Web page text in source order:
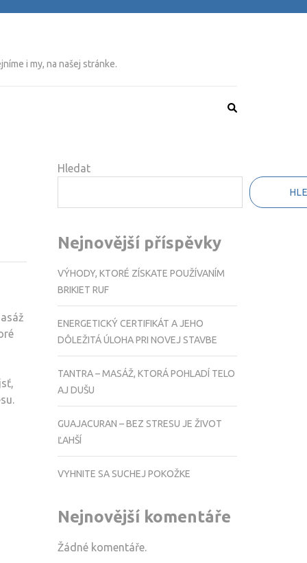
i my, na našej stránke.
Hledat
Nejnovější příspěvky
VÝHODY, KTORÉ ZÍSKATE POUŽÍVANÍM
BRIKIET RUF
ENERGETICKÝ CERTIFIKÁT A JEHO
DÔLEŽITÁ ÚLOHA PRI NOVEJ STAVBE
TANTRA – MASÁŽ, KTORÁ POHLADÍ TELO
AJ DUŠU
GUAJACURAN – BEZ STRESU JE ŽIVOT
ĽAHŠÍ
VYHNITE SA SUCHEJ POKOŽKE
Nejnovější komentáře
Žádné komentáře.